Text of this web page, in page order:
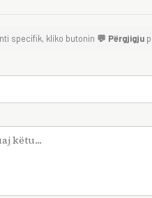
specifik, kliko butonin 💬 Përgjigju